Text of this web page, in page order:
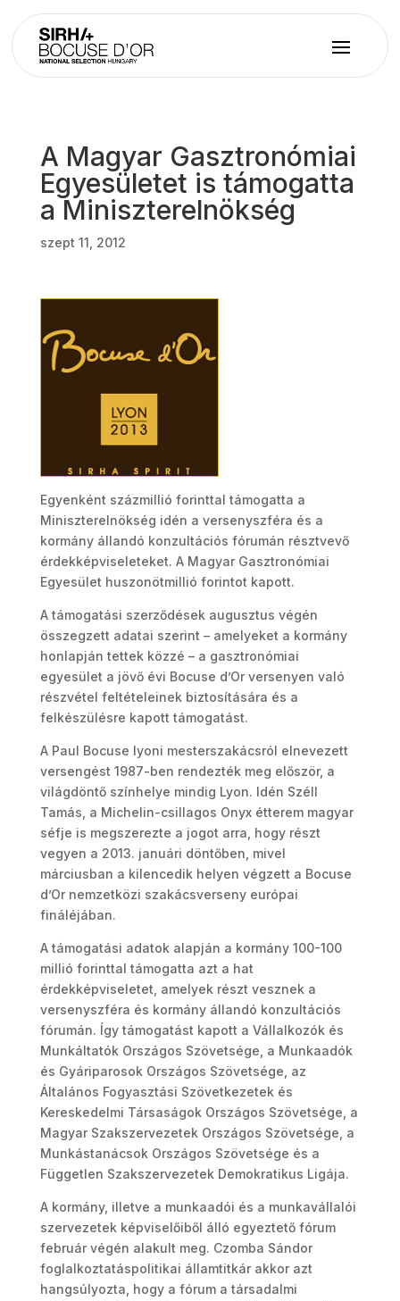
A Magyar Gasztronómiai
Egyesületet is támogatta
a Miniszterelnökség
szept 11, 2012
Egyenként százmillió forinttal támogatta a
Miniszterelnökség idén a versenyszféra és a
kormány állandó konzultációs fórumán résztvevő
érdekképviseleteket. A Magyar Gasztronómiai
Egyesület huszonötmillió forintot kapott.
A támogatási szerződések augusztus végén
összegzett adatai szerint – amelyeket a kormány
honlapján tettek közzé – a gasztronómiai
egyesület a jövő évi Bocuse d’Or versenyen való
részvétel feltételeinek biztosítására és a
felkészülésre kapott támogatást.
A Paul Bocuse lyoni mesterszakácsról elnevezett
versengést 1987-ben rendezték meg először, a
világdöntő színhelye mindig Lyon. Idén Széll
Tamás, a Michelin-csillagos Onyx étterem magyar
séfje is megszerezte a jogot arra, hogy részt
vegyen a 2013. januári döntőben, mivel
márciusban a kilencedik helyen végzett a Bocuse
d’Or nemzetközi szakácsverseny európai
fináléjában.
A támogatási adatok alapján a kormány 100-100
millió forinttal támogatta azt a hat
érdekképviseletet, amelyek részt vesznek a
versenyszféra és kormány állandó konzultációs
fórumán. Így támogatást kapott a Vállalkozók és
Munkáltatók Országos Szövetsége, a Munkaadók
és Gyáriparosok Országos Szövetsége, az
Általános Fogyasztási Szövetkezetek és
Kereskedelmi Társaságok Országos Szövetsége, a
Magyar Szakszervezetek Országos Szövetsége, a
Munkástanácsok Országos Szövetsége és a
Független Szakszervezetek Demokratikus Ligája.
A kormány, illetve a munkaadói és a munkavállalói
szervezetek képviselőiből álló egyeztető fórum
február végén alakult meg. Czomba Sándor
foglalkoztatáspolitikai államtitkár akkor azt
hangsúlyozta, hogy a fórum a társadalmi